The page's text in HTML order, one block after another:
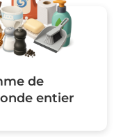
de
entier